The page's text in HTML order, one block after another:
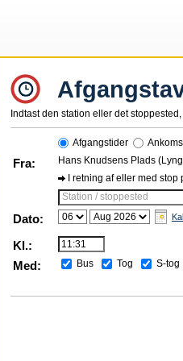
Indtast den station eller det
Afgangstider
Fra:
Hans Knudsens Plads
I retning af eller med stop
Station / stoppested
Dato:
Kl.:
Med:
Bus Tog S-tog